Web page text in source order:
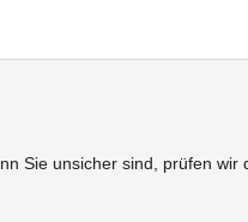
Sie unsicher sind, prüfen wir